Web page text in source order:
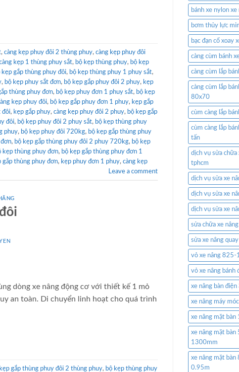
, càng kẹp phuy đôi 2 thùng phuy, càng kẹp phuy đôi
kẹp 1 thùng phuy sắt, bộ kẹp thùng phuy, bộ kẹp
kẹp gắp thùng phuy đôi, bộ kẹp thùng phuy 1 phuy sắt,
, bộ kẹp phuy sắt đơn, bộ kẹp gắp phuy đôi 2 phuy, kẹp
thùng phuy đơn, bộ kẹp phuy đơn 1 phuy sắt, bộ kẹp
kẹp phuy đôi, bộ kẹp gắp phuy đơn 1 phuy, kẹp gắp
đôi, kẹp gắp phuy, càng kẹp phuy đôi 2 phuy, bộ kẹp gắp
đôi, bộ kẹp phuy đôi 2 phuy sắt, bộ kẹp thùng phuy
phuy, bộ kẹp phuy đôi 720kg, bộ kẹp gắp thùng phuy
đơn, bộ kẹp gắp thùng phuy đôi 2 phuy 720kg, bộ kẹp
kẹp thùng phuy đơn, bộ kẹp gắp thùng phuy đơn 1
gắp thùng phuy đơn, kẹp phuy đơn 1 phuy, càng kẹp
Leave a comment
dòng xe nâng động cơ với thiết kế 1 mỏ
an toàn. Di chuyển linh hoạt cho quá trình
gắp thùng phuy đôi 2 thùng phuy, bộ kẹp thùng phuy
bánh xe nylon xe
bơm thủy lực
bạc đạn cổ xoay
càng cùm bánh
càng cùm lắp
càng cùm lắp
80x70
cùm càng lắp
cùm càng lắp
tấn
dịch vụ sửa
tphcm
dịch vụ sửa xe
dịch vụ sửa xe
dịch vụ sửa xe
sửa chữa xe
sửa xe nâng
vỏ xe nâng 825-
vỏ xe nâng bánh
xe nâng bàn
xe nâng máy
xe nâng mặt bàn
xe nâng mặt bàn
1300mm
xe nâng mặt bàn
0.95m